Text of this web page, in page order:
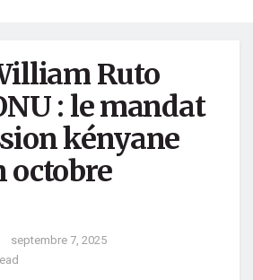
Ruto
: le mandat
kényane
octobre
septembre 7, 2025